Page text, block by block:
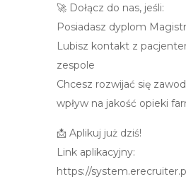
🚀 Dołącz do nas, jeśli:
Posiadasz dyplom
Lubisz kontakt z
zespole
Chcesz rozwijać się
wpływ na jakość opieki
📩 Aplikuj już dziś!
Link aplikacyjny:
https://